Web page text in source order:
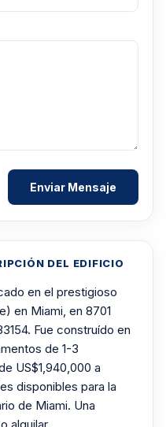
DEL EDIFICIO
en el prestigioso
en Miami, en 8701
Fue construído en
de 1-3
US$1,940,000 a
disponibles para la
de Miami. Una